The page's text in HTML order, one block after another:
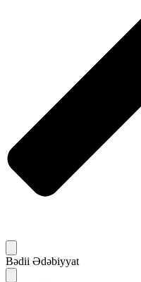
Bədii Ədəbiyyat